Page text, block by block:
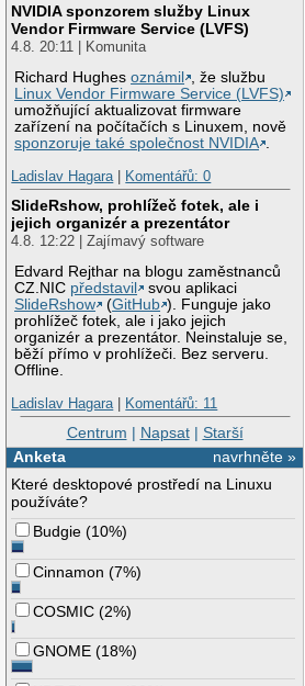
NVIDIA sponzorem služby Linux
Vendor Firmware Service (LVFS)
4.8. 20:11 | Komunita
Richard Hughesoznámil
, že službu
Linux Vendor Firmware Service (LVFS)
umožňující aktualizovat firmware
zařízení na počítačích s Linuxem, nově
sponzoruje také společnost NVIDIA .
Ladislav Hagara| Komentářů: 0
SlideRshow, prohlížeč fotek, ale i
jejich organizér a prezentátor
4.8. 12:22 | Zajímavý software
Edvard Rejthar na blogu zaměstnanců
CZ.NIC představil
svou aplikaci
SlideRshow
(GitHub ). Funguje jako
prohlížeč fotek, ale i jako jejich
organizér a prezentátor. Neinstaluje se,
běží přímo v prohlížeči. Bez serveru.
Offline.
Ladislav Hagara| Komentářů: 11
Centrum | Napsat| Starší
navrhněte »
Anketa
Které desktopové prostředí na Linuxu
používáte?
Budgie (10%)
Cinnamon (7%)
COSMIC (2%)
GNOME (18%)